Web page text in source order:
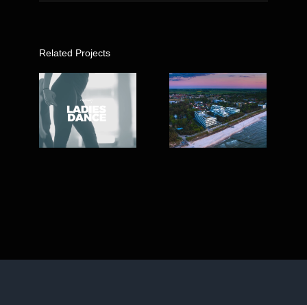
Related Projects
Ladies
Dance –
Zajęcia
Taneczne –
KingDance
Nieruchomości
nad morzem
– Dune
Firmus &
City